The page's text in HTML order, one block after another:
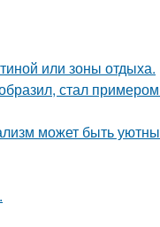
или зоны отдыха.
стал
может быть